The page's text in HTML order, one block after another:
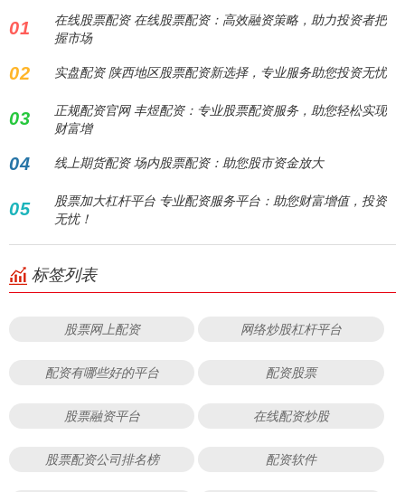
01
在线股票配资 在线股票配资：高效融资策略，助力投资者把
握市场
02 实盘配资 陕西地区股票配资新选择，专业服务助您投资无忧
03
正规配资官网 丰煜配资：专业股票配资服务，助您轻松实现
财富增
04 线上期货配资 场内股票配资：助您股市资金放大
05
股票加大杠杆平台 专业配资服务平台：助您财富增值，投资
无忧！
标签列表
股票网上配资 网络炒股杠杆平台
配资有哪些好的平台 配资股票
股票融资平台 在线配资炒股
股票配资公司排名榜 配资软件